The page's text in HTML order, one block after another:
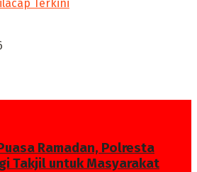
Ramadan, Polresta
Takjil untuk Masyarakat